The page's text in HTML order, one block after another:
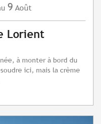
9 Août
Lorient
à monter à bord du
ici, mais la crème